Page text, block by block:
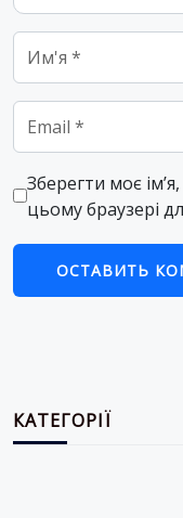
Name
Email
Зберегти моє
цьому браузері
КАТЕГОРІЇ